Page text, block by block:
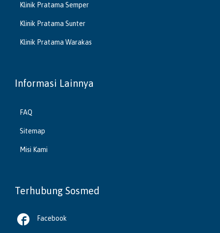
Klinik Pratama Semper
Klinik Pratama Sunter
Klinik Pratama Warakas
Informasi Lainnya
FAQ
Sitemap
Misi Kami
Terhubung Sosmed
 Facebook